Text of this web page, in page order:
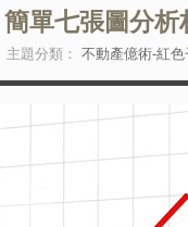
簡單七張圖分析
主題分類： 不動產億術-紅色